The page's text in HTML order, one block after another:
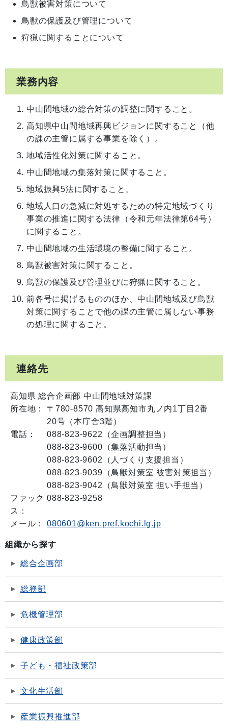
鳥獣被害対策について
鳥獣の保護及び管理について
狩猟に関することについて
業務内容
中山間地域の総合対策の調整に関すること。
高知県中山間地域再興ビジョンに関すること（他
の課の主管に属する事業を除く）。
地域活性化対策に関すること。
中山間地域の集落対策に関すること。
地域振興5法に関すること。
地域人口の急減に対処するための特定地域づくり
事業の推進に関する法律（令和元年法律第64号）
に関すること。
中山間地域の生活環境の整備に関すること。
鳥獣被害対策に関すること。
鳥獣の保護及び管理並びに狩猟に関すること。
前各号に掲げるもののほか、中山間地域及び鳥獣
対策に関することで他の課の主管に属しない事務
の処理に関すること。
連絡先
高知県 総合企画部 中山間地域対策課
所在地：
〒780-8570 高知県高知市丸ノ内1丁目2番
20号（本庁舎3階）
電話：
088-823-9622（企画調整担当）
088-823-9600（集落活動担当）
088-823-9602（人づくり支援担当）
088-823-9039（鳥獣対策室 被害対策担当）
088-823-9042（鳥獣対策室 担い手担当）
ファック
ス：
088-823-9258
メール： 080601@ken.pref.kochi.lg.jp
組織から探す
総合企画部
総務部
危機管理部
健康政策部
子ども・福祉政策部
文化生活部
産業振興推進部